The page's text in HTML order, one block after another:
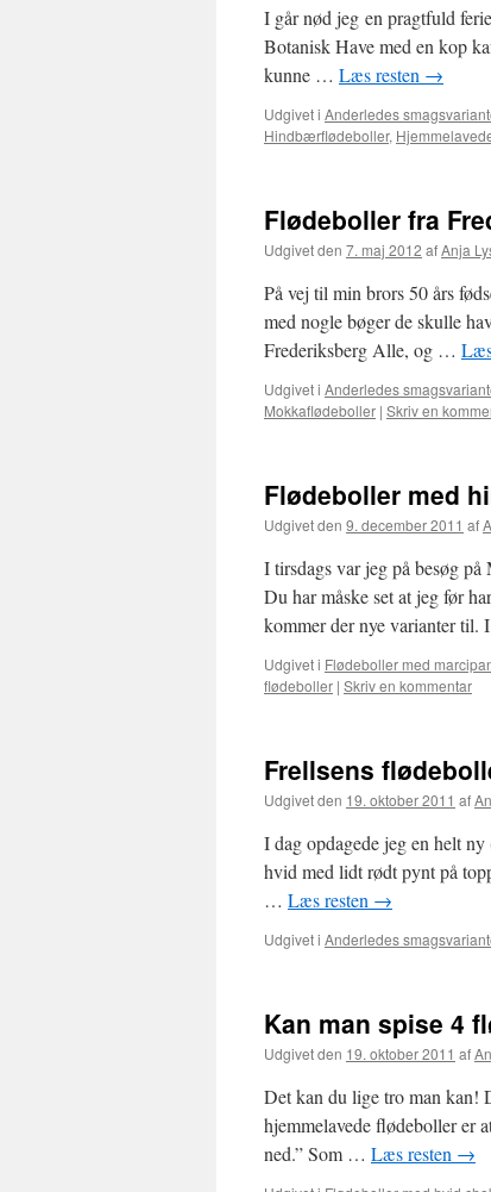
I går nød jeg en pragtfuld
Botanisk Have med en kop
kunne … Læs resten →
Udgivet i Anderledes
Hindbærflødeboller,
Flødeboller fra
Udgivet den 7. maj 2012 afAnja
På vej til min brors 50 års
med nogle bøger de skulle
Frederiksberg Alle, og …
Udgivet i Anderledes
Mokkaflødeboller | Skriv en
Flødeboller med
Udgivet den 9. december 2011 af
I tirsdags var jeg på besøg
Du har måske set at jeg før
kommer der nye varianter
Udgivet i Flødeboller med
flødeboller | Skriv en kommentar
Frellsens
Udgivet den 19. oktober 2011 af
I dag opdagede jeg en helt
hvid med lidt rødt pynt på
… Læs resten →
Udgivet i Anderledes
Kan man spise 4
Udgivet den 19. oktober 2011 af
Det kan du lige tro man kan!
hjemmelavede flødeboller er
ned.” Som … Læs resten →